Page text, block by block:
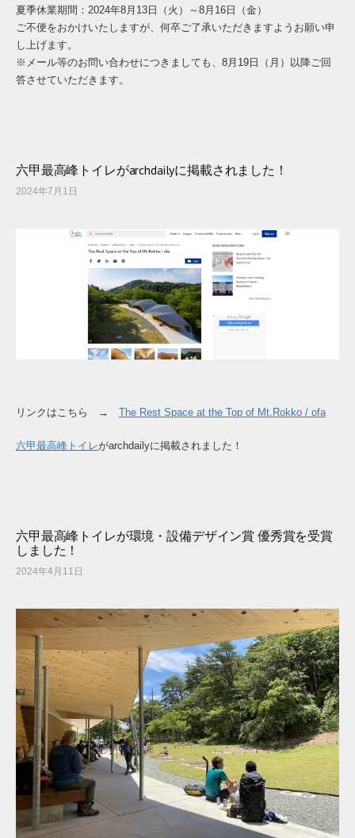
夏季休業期間：2024年8月13日（火）～8月16日（金）
ご不便をおかけいたしますが、何卒ご了承いただきますようお願い申
し上げます。
※メール等のお問い合わせにつきましても、8月19日（月）以降ご回
答させていただきます。
六甲最高峰トイレがarchdailyに掲載されました！
2024年7月1日
リンクはこちら → The Rest Space at the Top of Mt.Rokko / ofa
六甲最高峰トイレがarchdailyに掲載されました！
六甲最高峰トイレが環境・設備デザイン賞 優秀賞を受賞
しました！
2024年4月11日